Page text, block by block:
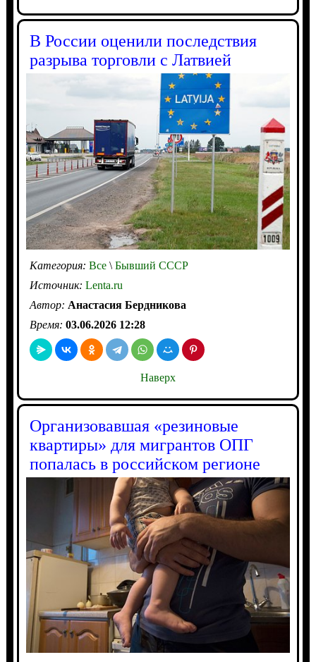
В России оценили последствия
разрыва торговли с Латвией
Категория: Все\Бывший СССР
Источник: Lenta.ru
Автор: Анастасия Бердникова
Время: 03.06.2026 12:28
Наверх
Организовавшая «резиновые
квартиры» для мигрантов ОПГ
попалась в российском регионе